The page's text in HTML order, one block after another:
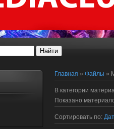
Главная » Файлы »
В категории
Показано
Сортировать по: